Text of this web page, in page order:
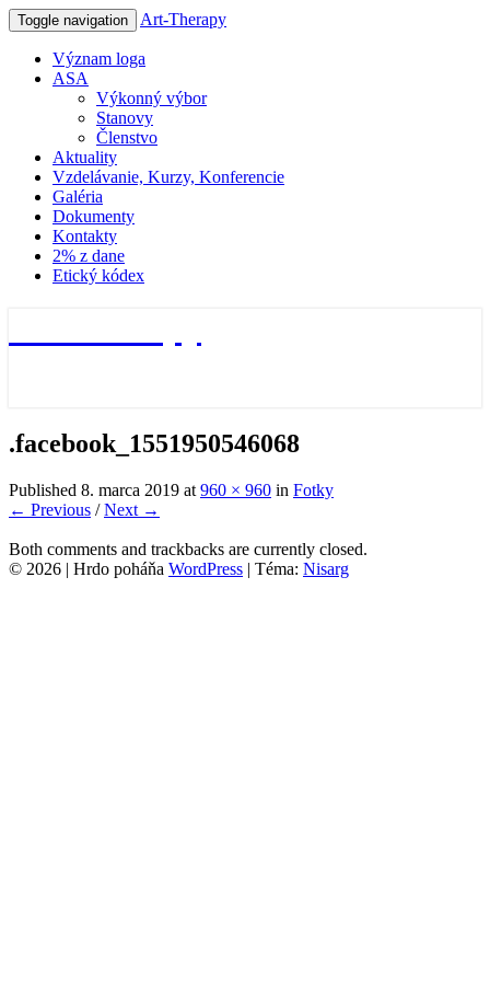
Toggle navigation Art-Therapy
Význam loga
ASA
Výkonný výbor
Stanovy
Členstvo
Aktuality
Vzdelávanie, Kurzy, Konferencie
Galéria
Dokumenty
Kontakty
2% z dane
Etický kódex
.facebook_1551950546068
Published 8. marca 2019 at 960 × 960 in Fotky
← Previous /Next →
Both comments and trackbacks are currently closed.
© 2026 | Hrdo poháňa WordPress | Téma: Nisarg